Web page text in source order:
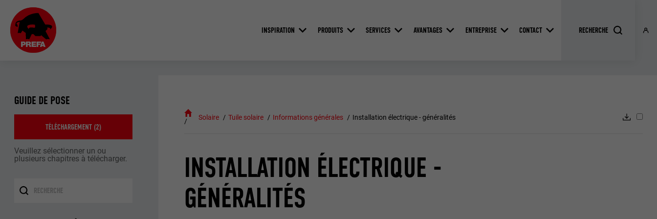
INSPIRATION PRODUITS SERVICES AVANTAGES ENTREPRISE CONTACT
GUIDE DE POSE
TÉLÉCHARGEMENT (2)
Veuillez sélectionner un ou
plusieurs chapitres à télécharger.
Solaire Tuile solaire Informations générales Installation électrique - généralités
INSTALLATION ÉLECTRIQUE -
GÉNÉRALITÉS